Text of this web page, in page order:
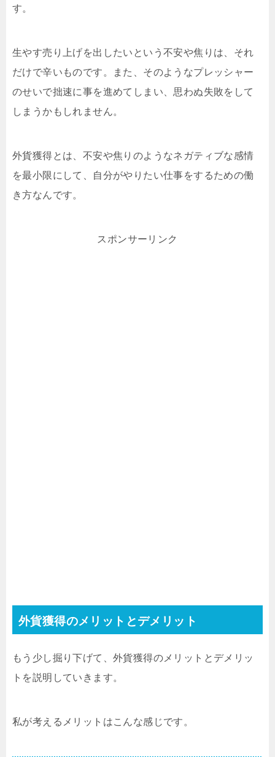
す。
生やす売り上げを出したいという不安や焦りは、それ
だけで辛いものです。また、そのようなプレッシャー
のせいで拙速に事を進めてしまい、思わぬ失敗をして
しまうかもしれません。
外貨獲得とは、不安や焦りのようなネガティブな感情
を最小限にして、自分がやりたい仕事をするための働
き方なんです。
スポンサーリンク
外貨獲得のメリットとデメリット
もう少し掘り下げて、外貨獲得のメリットとデメリッ
トを説明していきます。
私が考えるメリットはこんな感じです。